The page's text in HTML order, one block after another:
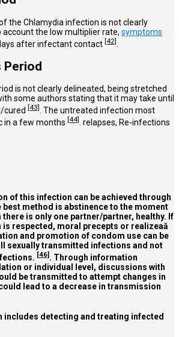
the Chlamydia infection is not clearly
the low multiplier rate, symptoms
after infectant contact [42]
Period
is not clearly delineated, being stretched
some authors stating that it may take until
cured [43] . The untreated infection most
in a few months [44] . relapses, Re-infections
of this infection can be achieved through
best method is abstinence to the moment
there is only one partner/partner, healthy. If
respected, moral precepts or realizeaă
and promotion of condom use can be
sexually transmitted infections and not
[46] . Through information
or individual level, discussions with
be transmitted to attempt changes in
lead to a decrease in transmission
includes detecting and treating infected